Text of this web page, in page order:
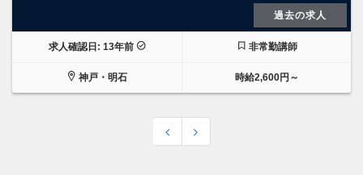
過去の求人
求人確認日: 13年前 非常勤講師
神戸・明石 時給2,600円～